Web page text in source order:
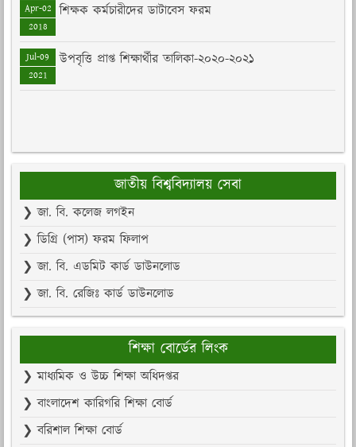
Apr-02
2018
শিক্ষক কর্মচারীদের ডাটাবেস ফরম
Jul-09
2021
উপবৃত্তি প্রাপ্ত শিক্ষার্থীর তালিকা-২০২০-২০২১
জাতীয় বিশ্ববিদ্যালয় সেবা
❯ জা. বি. কলেজ লগইন
❯ ডিগ্রি (পাস) ফরম ফিলাপ
❯ জা. বি. এডমিট কার্ড ডাউনলোড
❯ জা. বি. রেজিঃ কার্ড ডাউনলোড
শিক্ষা বোর্ডের লিংক
❯ মাধ্যমিক ও উচ্চ শিক্ষা অধিদপ্তর
❯ বাংলাদেশ কারিগরি শিক্ষা বোর্ড
❯ বরিশাল শিক্ষা বোর্ড